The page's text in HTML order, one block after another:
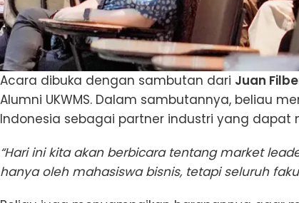
Acara dibuka dengan sambutan dari Juan
Alumni UKWMS. Dalam sambutannya, beliau
Indonesia sebagai partner industri yang
“Hari ini kita akan berbicara tentang market
hanya oleh mahasiswa bisnis, tetapi seluruh